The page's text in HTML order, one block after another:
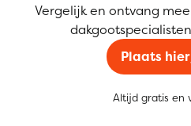
Vergelijk en ontvang
Plaats
Altijd gratis en